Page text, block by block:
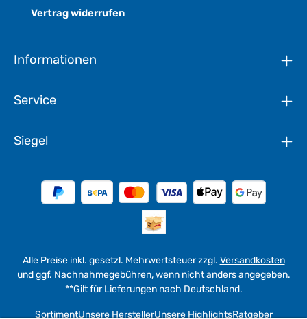
Vertrag widerrufen
Informationen
Service
Siegel
Alle Preise inkl. gesetzl. Mehrwertsteuer zzgl. Versandkosten
und ggf. Nachnahmegebühren, wenn nicht anders angegeben.
**Gilt für Lieferungen nach Deutschland.
SortimentUnsere HerstellerUnsere HighlightsRatgeber